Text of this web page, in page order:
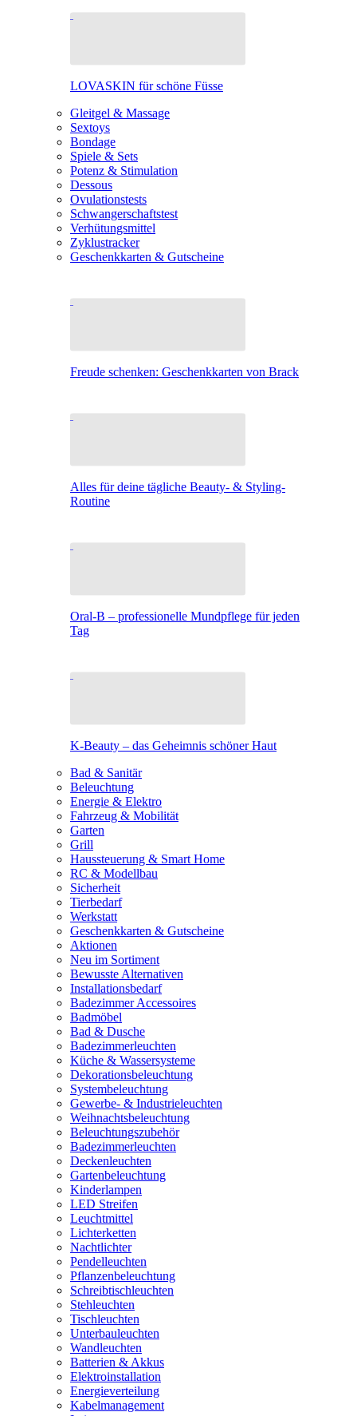
LOVASKIN für schöne Füsse
Gleitgel & Massage
Sextoys
Bondage
Spiele & Sets
Potenz & Stimulation
Dessous
Ovulationstests
Schwangerschaftstest
Verhütungsmittel
Zyklustracker
Geschenkkarten & Gutscheine
Freude schenken: Geschenkkarten von Brack
Alles für deine tägliche Beauty- & Styling-
Routine
Oral-B – professionelle Mundpflege für jeden
Tag
K-Beauty – das Geheimnis schöner Haut
Bad & Sanitär
Beleuchtung
Energie & Elektro
Fahrzeug & Mobilität
Garten
Grill
Haussteuerung & Smart Home
RC & Modellbau
Sicherheit
Tierbedarf
Werkstatt
Geschenkkarten & Gutscheine
Aktionen
Neu im Sortiment
Bewusste Alternativen
Installationsbedarf
Badezimmer Accessoires
Badmöbel
Bad & Dusche
Badezimmerleuchten
Küche & Wassersysteme
Dekorationsbeleuchtung
Systembeleuchtung
Gewerbe- & Industrieleuchten
Weihnachtsbeleuchtung
Beleuchtungszubehör
Badezimmerleuchten
Deckenleuchten
Gartenbeleuchtung
Kinderlampen
LED Streifen
Leuchtmittel
Lichterketten
Nachtlichter
Pendelleuchten
Pflanzenbeleuchtung
Schreibtischleuchten
Stehleuchten
Tischleuchten
Unterbauleuchten
Wandleuchten
Batterien & Akkus
Elektroinstallation
Energieverteilung
Kabelmanagement